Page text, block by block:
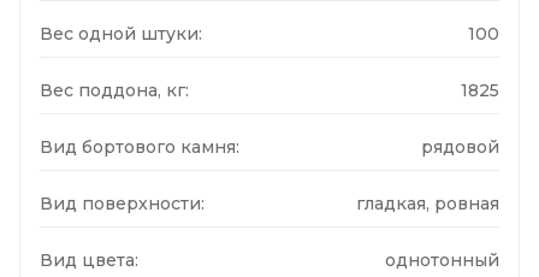
Вес одной штуки: 100
Вес поддона, кг: 1825
Вид бортового камня: рядовой
Вид поверхности: гладкая, ровная
Вид цвета: однотонный